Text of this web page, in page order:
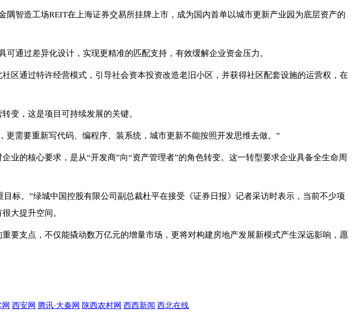
智造工场REIT在上海证券交易所挂牌上市，成为国内首单以城市更新产业园为底层资产的
通过差异化设计，实现更精准的匹配支持，有效缓解企业资金压力。
区通过特许经营模式，引导社会资本投资改造老旧小区，并获得社区配套设施的运营权，在
变，这是项目可持续发展的关键。
需要重新写代码、编程序、装系统，城市更新不能按照开发思维去做。”
的核心要求，是从“开发商”向“资产管理者”的角色转变。这一转型要求企业具备全生命周
标。”绿城中国控股有限公司副总裁杜平在接受《证券日报》记者采访时表示，当前不少项
大提升空间。
要支点，不仅能撬动数万亿元的增量市场，更将对构建房地产发展新模式产生深远影响，愿
西安网 腾讯·大秦网 陕西农村网 西西新闻 西北在线